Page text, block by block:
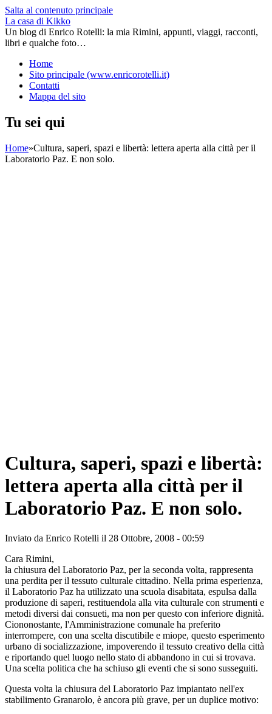
Salta al contenuto principale
La casa di Kikko
Un blog di Enrico Rotelli: la mia Rimini, appunti, viaggi, racconti,
libri e qualche foto…
Home
Sito principale (www.enricorotelli.it)
Contatti
Mappa del sito
Tu sei qui
Home»Cultura, saperi, spazi e libertà: lettera aperta alla città per il
Laboratorio Paz. E non solo.
Cultura, saperi, spazi e libertà:
lettera aperta alla città per il
Laboratorio Paz. E non solo.
Inviato da Enrico Rotelli il 28 Ottobre, 2008 - 00:59
Cara Rimini,
la chiusura del Laboratorio Paz, per la seconda volta, rappresenta
una perdita per il tessuto culturale cittadino. Nella prima esperienza,
il Laboratorio Paz ha utilizzato una scuola disabitata, espulsa dalla
produzione di saperi, restituendola alla vita culturale con strumenti e
metodi diversi dai consueti, ma non per questo con inferiore dignità.
Ciononostante, l'Amministrazione comunale ha preferito
interrompere, con una scelta discutibile e miope, questo esperimento
urbano di socializzazione, impoverendo il tessuto creativo della città
e riportando quel luogo nello stato di abbandono in cui si trovava.
Una scelta politica che ha schiuso gli eventi che si sono susseguiti.
Questa volta la chiusura del Laboratorio Paz impiantato nell'ex
stabilimento Granarolo, è ancora più grave, per un duplice motivo: